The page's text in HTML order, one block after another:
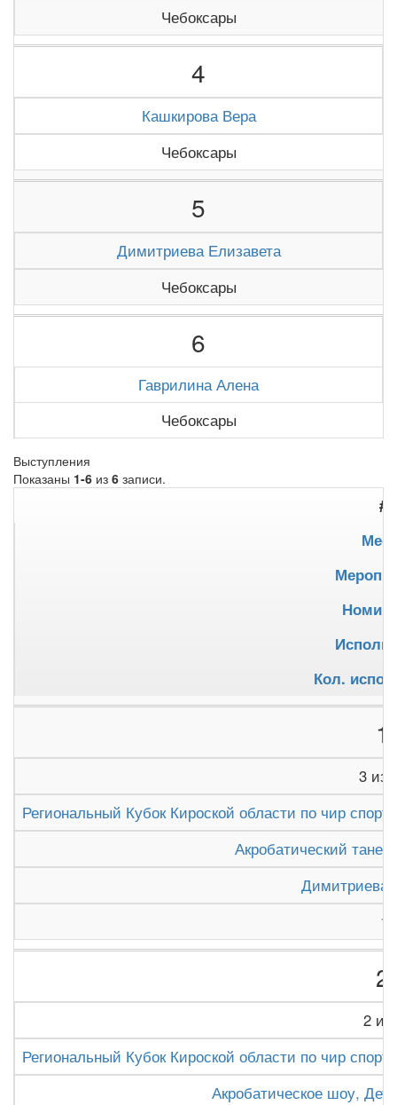
Чебоксары
4
Кашкирова Вера
Чебоксары
5
Димитриева Елизавета
Чебоксары
6
Гаврилина Алена
Чебоксары
Выступления
Показаны 1-6 из 6 записи.
#
Кол.
1
3 из
Региональный Кубок Кироской области по чир
Акробатический
Димитриева
1
2
2 из
Региональный Кубок Кироской области по чир
Акробатическое шоу,